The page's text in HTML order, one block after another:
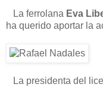
La ferrolana Eva
ha querido aportar la
La presidenta del